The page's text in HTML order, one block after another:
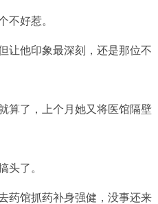
好惹。
他印象最深刻，还是那位不
了，上个月她又将医馆隔壁
了。
馆抓药补身强健，没事还来